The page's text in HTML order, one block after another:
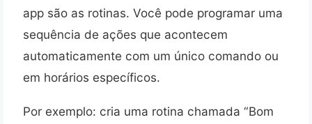
app são as rotinas. Você pode programar uma
sequência de ações que acontecem
automaticamente com um único comando ou
em horários específicos.
Por exemplo: cria uma rotina chamada “Bom